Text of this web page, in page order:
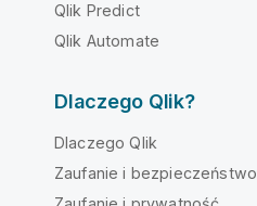
Qlik Predict
Qlik Automate
Dlaczego Qlik?
Dlaczego Qlik
Zaufanie i bezpieczeństwo